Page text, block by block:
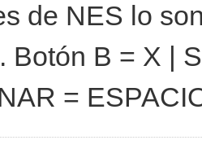
de NES lo
Botón B = X |
=